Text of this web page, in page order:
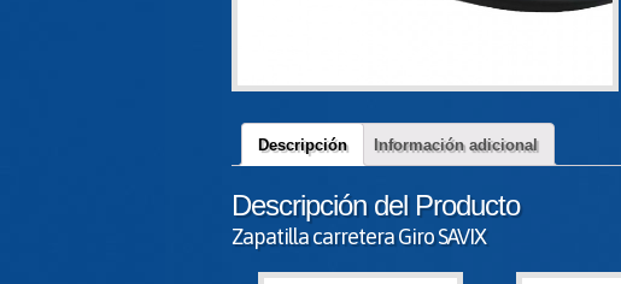
Descripción Información adicional
Descripción del Producto
Zapatilla carretera Giro SAVIX